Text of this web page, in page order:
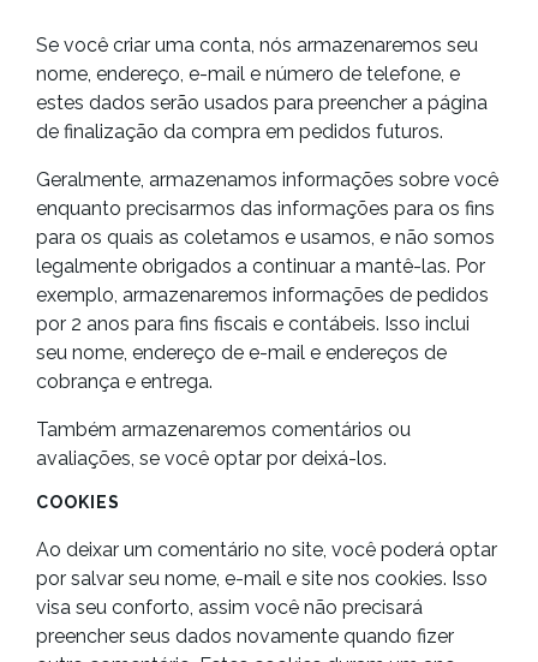
Se você criar uma conta, nós armazenaremos seu
nome, endereço, e-mail e número de telefone, e
estes dados serão usados para preencher a página
de finalização da compra em pedidos futuros.
Geralmente, armazenamos informações sobre você
enquanto precisarmos das informações para os fins
para os quais as coletamos e usamos, e não somos
legalmente obrigados a continuar a mantê-las. Por
exemplo, armazenaremos informações de pedidos
por 2 anos para fins fiscais e contábeis. Isso inclui
seu nome, endereço de e-mail e endereços de
cobrança e entrega.
Também armazenaremos comentários ou
avaliações, se você optar por deixá-los.
COOKIES
Ao deixar um comentário no site, você poderá optar
por salvar seu nome, e-mail e site nos cookies. Isso
visa seu conforto, assim você não precisará
preencher seus dados novamente quando fizer